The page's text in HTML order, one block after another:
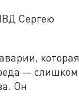
Сергею
которая
— слишком
Он